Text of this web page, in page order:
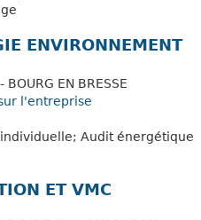
ENVIRONNEMENT
EN BRESSE
l'entreprise
Audit énergétique
ET VMC